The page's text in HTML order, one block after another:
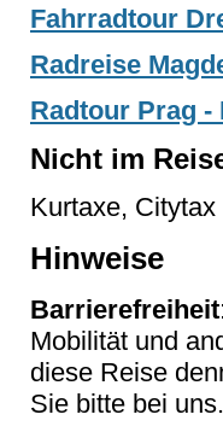
Fahrradtour
Radreise
Radtour Prag -
Nicht im
Kurtaxe,
Hinweise
Barrierefreiheit
Mobilität und
diese Reise
Sie bitte bei uns.